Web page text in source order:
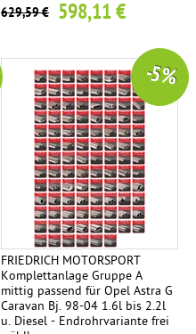
629,59 € 598,11 €
FRIEDRICH MOTORSPORT
Komplettanlage Gruppe A
mittig passend für Opel Astra G
Caravan Bj. 98-04 1.6l bis 2.2l
u. Diesel - Endrohrvariante frei
-5 %